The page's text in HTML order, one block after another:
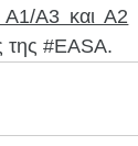
Α3 και Α2
της #EASA.